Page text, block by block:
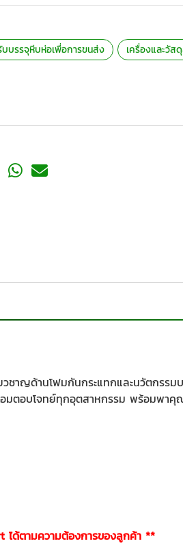
บรรจุหีบห่อเพื่อการขนส่ง เครื่องและวัส
ชาญด้านโฟมกันกระแทกและนวัตกร
มตอบโจทย์ทุกอุตสาหกรรม พร้อมพา
ได้ตามความต้องการของลูกค้า **